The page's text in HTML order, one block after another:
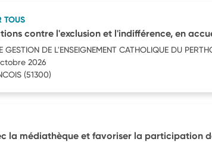
TOUS
contre l'exclusion et l'indifférence, en
GESTION DE L'ENSEIGNEMENT CATHOLIQUE DU
2026
(51300)
la médiathèque et favoriser la participation